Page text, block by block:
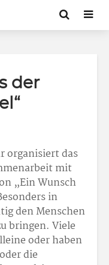
der
organisiert das
mit
„Ein Wunsch
in
den Menschen
bringen. Viele
oder haben
die